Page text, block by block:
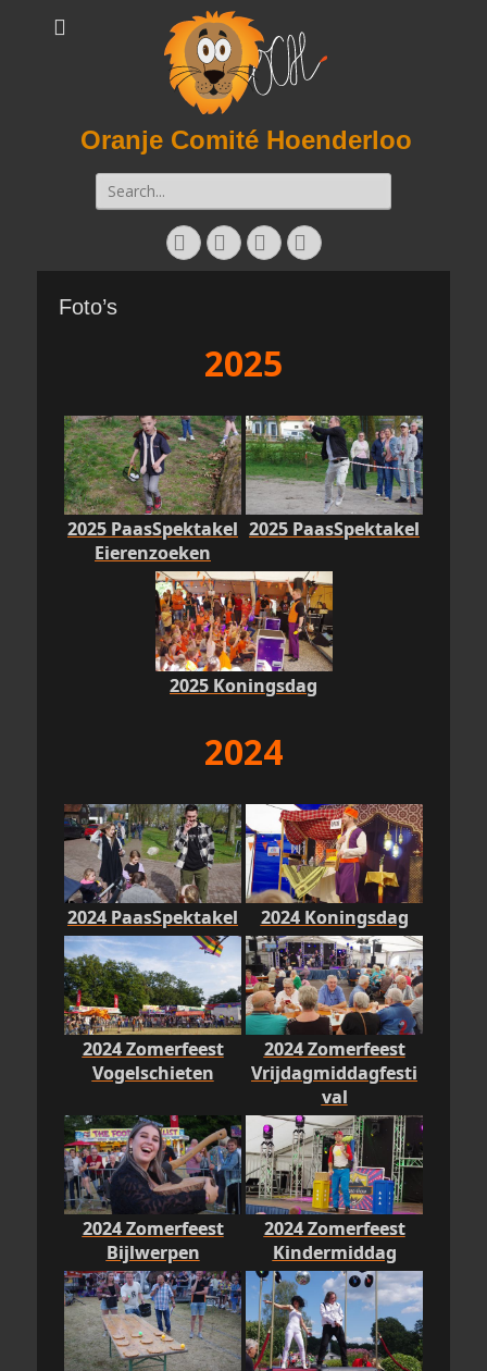
Oranje Comité Hoenderloo
Zoeken
naar:
Facebook
Twitter
E-
mail
Instagram
Foto’s
2025
2025 PaasSpektakel
Eierenzoeken
2025 PaasSpektakel
2025 Koningsdag
2024
2024 PaasSpektakel 2024 Koningsdag
2024 Zomerfeest
Vogelschieten
2024 Zomerfeest
Vrijdagmiddagfesti
val
2024 Zomerfeest
Bijlwerpen
2024 Zomerfeest
Kindermiddag